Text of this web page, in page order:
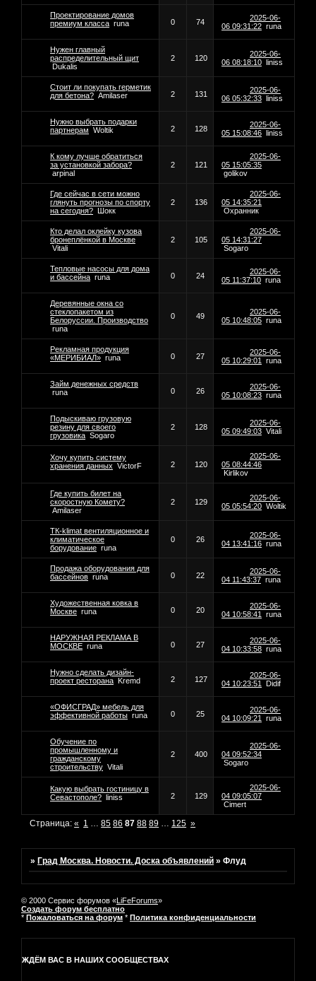
Проектирование домов
премиум класса runa 0 74
2025-06-
06 09:31:22 runa
Нужен главный
распределительный щит
Dukalis
2 120
2025-06-
06 08:18:10 liniss
Стоит ли покупать герметик
для бетона? Amilaser 2 131
2025-06-
06 05:32:33 liniss
Нужно выбрать подарки
партнерам Woltik 2 128
2025-06-
05 15:08:46 liniss
К кому лучше обратиться
за установкой забора?
arpinal
2 121
2025-06-
05 15:05:35
golikov
Где сейчас в сети можно
глянуть прогнозы по спорту
на сегодня? Шокк
2 136
2025-06-
05 14:35:21
Охранник
Кто делал оклейку кузова
бронеплёнкой в Москве
Vitali
2 105
2025-06-
05 14:31:27
Sogaro
Тепловые насосы для дома
и бассейна runa 0 24
2025-06-
05 11:37:10 runa
Деревянные окна со
стеклопакетом из
Белоруссии. Производство
runa
0 49
2025-06-
05 10:48:05 runa
Рекламная продукция
«МЕРИБИАЛ» runa 0 27
2025-06-
05 10:29:01
runa
Займ денежных средств
runa
0 26
2025-06-
05 10:08:23 runa
Подыскиваю грузовую
резину для своего
грузовика Sogaro
2 128
2025-06-
05 09:49:03 Vitali
Хочу купить систему
хранения данных VictorF 2 120
2025-06-
05 08:44:46
Kirlikov
Где купить билет на
скоростную Комету?
Amilaser
2 129
2025-06-
05 05:54:20 Woltik
ТК-klimat вентиляционное и
климатическое
борудование runa
0 26
2025-06-
04 13:41:16 runa
Продажа оборудования для
бассейнов runa 0 22
2025-06-
04 11:43:37 runa
Художественная ковка в
Москве runa 0 20
2025-06-
04 10:58:41
runa
НАРУЖНАЯ РЕКЛАМА В
МОСКВЕ runa 0 27
2025-06-
04 10:33:58 runa
Нужно сделать дизайн-
проект ресторана Kremd 2 127
2025-06-
04 10:23:51
Didif
«ОФИСГРАД» мебель для
эффективной работы runa 0 25
2025-06-
04 10:09:21
runa
Обучение по
промышленному и
гражданскому
строительству Vitali
2 400
2025-06-
04 09:52:34
Sogaro
Какую выбрать гостиницу в
Севастополе? liniss 2 129
2025-06-
04 09:05:07
Cimert
Страница:« 1 … 85 86 87 88 89 … 125 »
»Град Москва. Новости. Доска объявлений »Флуд
© 2000 Сервис форумов «LiFeForums»
Создать форум бесплатно
* Пожаловаться на форум * Политика конфиденциальности
ЖДЁМ ВАС В НАШИХ СООБЩЕСТВАХ